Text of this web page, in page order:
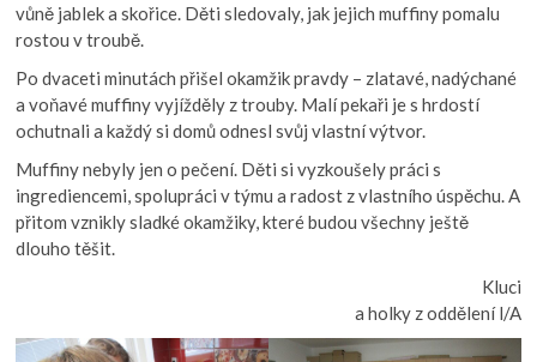
vůně jablek a skořice. Děti sledovaly, jak jejich muffiny pomalu
rostou v troubě.
Po dvaceti minutách přišel okamžik pravdy – zlatavé, nadýchané
a voňavé muffiny vyjížděly z trouby. Malí pekaři je s hrdostí
ochutnali a každý si domů odnesl svůj vlastní výtvor.
Muffiny nebyly jen o pečení. Děti si vyzkoušely práci s
ingrediencemi, spolupráci v týmu a radost z vlastního úspěchu. A
přitom vznikly sladké okamžiky, které budou všechny ještě
dlouho těšit.
Kluci
a holky z oddělení l/A